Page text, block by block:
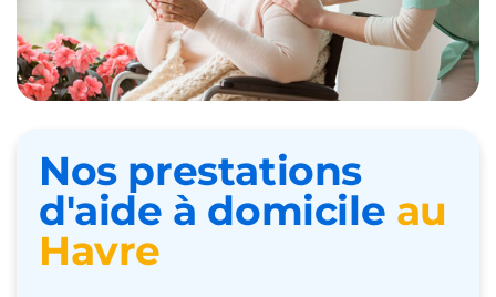
Nos prestations
d'aide à domicile au
Havre